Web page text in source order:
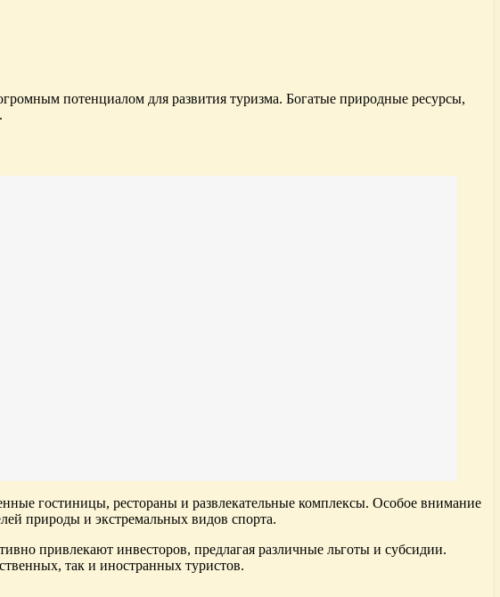
потенциалом для развития туризма. Богатые природные ресурсы,
гостиницы, рестораны и развлекательные комплексы. Особое внимание
природы и экстремальных видов спорта.
привлекают инвесторов, предлагая различные льготы и субсидии.
так и иностранных туристов.